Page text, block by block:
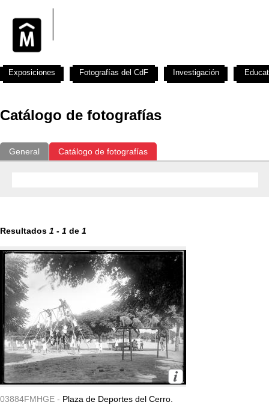
Catálogo de fotografías
General Catálogo de fotografías
Resultados 1 - 1 de 1
03884FMHGE - Plaza de Deportes del Cerro.
Exposiciones Fotografías del CdF Investigación